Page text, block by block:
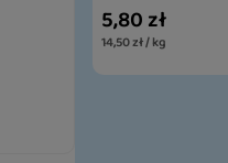
5,80 zł
14,50 zł / kg